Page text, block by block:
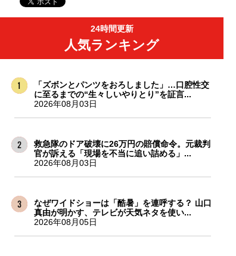
24時間更新
人気ランキング
「ズボンとパンツをおろしました」…口腔性交
に至るまでの“生々しいやりとり”を証言...
2026年08月03日
救急隊のドア破壊に26万円の賠償命令。元裁判
官が訴える「現場を不当に追い詰める」...
2026年08月03日
なぜワイドショーは「酷暑」を連呼する？ 山口
真由が明かす、テレビが天気ネタを使い...
2026年08月05日